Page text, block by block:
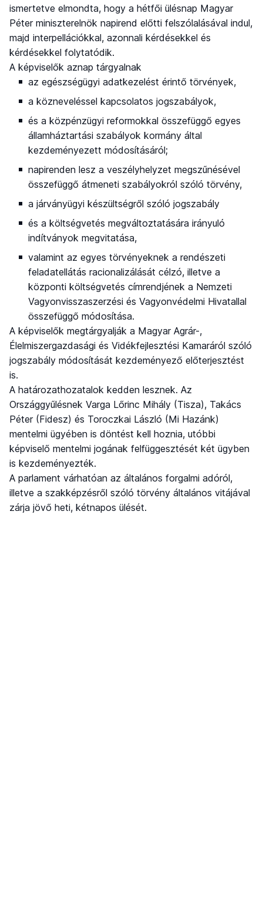
ismertetve elmondta, hogy a hétfői ülésnap Magyar
Péter miniszterelnök napirend előtti felszólalásával indul,
majd interpellációkkal, azonnali kérdésekkel és
kérdésekkel folytatódik.
A képviselők aznap tárgyalnak
az egészségügyi adatkezelést érintő törvények,
a közneveléssel kapcsolatos jogszabályok,
és a közpénzügyi reformokkal összefüggő egyes
államháztartási szabályok kormány által
kezdeményezett módosításáról;
napirenden lesz a veszélyhelyzet megszűnésével
összefüggő átmeneti szabályokról szóló törvény,
a járványügyi készültségről szóló jogszabály
és a költségvetés megváltoztatására irányuló
indítványok megvitatása,
valamint az egyes törvényeknek a rendészeti
feladatellátás racionalizálását célzó, illetve a
központi költségvetés címrendjének a Nemzeti
Vagyonvisszaszerzési és Vagyonvédelmi Hivatallal
összefüggő módosítása.
A képviselők megtárgyalják a Magyar Agrár-,
Élelmiszergazdasági és Vidékfejlesztési Kamaráról szóló
jogszabály módosítását kezdeményező előterjesztést
is.
A határozathozatalok kedden lesznek. Az
Országgyűlésnek Varga Lőrinc Mihály (Tisza), Takács
Péter (Fidesz) és Toroczkai László (Mi Hazánk)
mentelmi ügyében is döntést kell hoznia, utóbbi
képviselő mentelmi jogának felfüggesztését két ügyben
is kezdeményezték.
A parlament várhatóan az általános forgalmi adóról,
illetve a szakképzésről szóló törvény általános vitájával
zárja jövő heti, kétnapos ülését.